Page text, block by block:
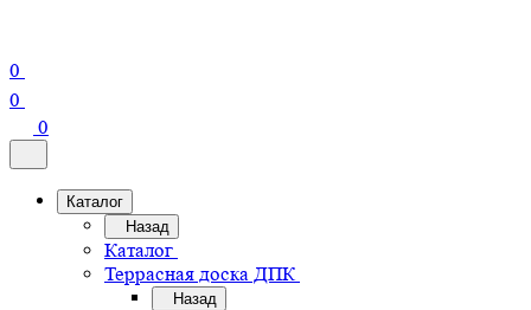
0
0
0
Каталог
Назад
Каталог
Террасная доска ДПК
Назад